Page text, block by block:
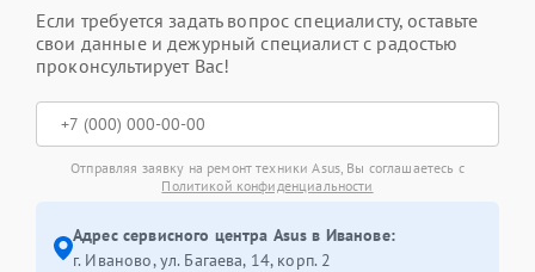
Если требуется задать вопрос специалисту, оставьте
свои данные и дежурный специалист с радостью
проконсультирует Вас!
Отправляя заявку на ремонт техники Asus, Вы соглашаетесь с
Политикой конфиденциальности
Адрес сервисного центра Asus в Иванове:
г. Иваново, ул. Багаева, 14, корп. 2